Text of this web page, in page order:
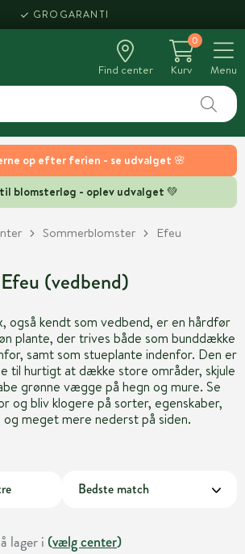
op efter ferien - se udvalget 🌸
blomsterløg - oplev udvalget 💚
GROGARANTI
Find center
0
Kurv
Menu
Sommerblomster Efeu
Efeu (vedbend)
også kendt som vedbend, er en hårdfør
plante, der trives både som bunddække
samt som stueplante indenfor. Den er
til hurtigt at dække store områder, skjule
grønne vægge på hegn og mure. Se
og bliv klogere på sorter, egenskaber,
og meget mere nederst på siden.
lager i (vælg center)